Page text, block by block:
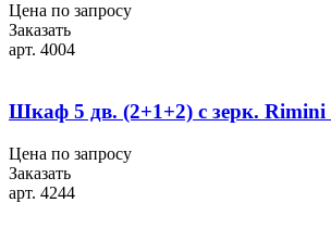
Цена по запросу
Заказать
арт. 4004
Шкаф 5 дв. (2+1+2) с зерк. Rimini
Цена по запросу
Заказать
арт. 4244